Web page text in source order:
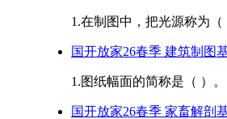
1.在制图中，把光源称为
国开放家26春季 建筑制图
1.图纸幅面的简称是（ ）
国开放家26春季 家畜解剖